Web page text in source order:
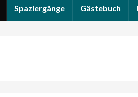
Spaziergänge Gästebuch